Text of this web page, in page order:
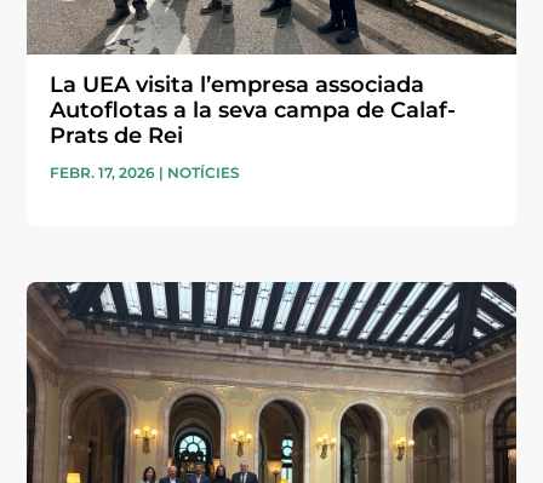
La UEA visita l’empresa associada
Autoflotas a la seva campa de Calaf-
Prats de Rei
FEBR. 17, 2026 | NOTÍCIES